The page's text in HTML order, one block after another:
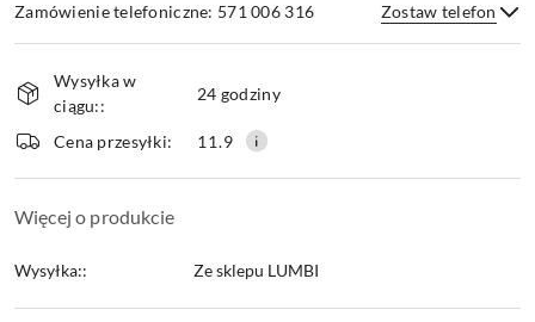
Zamówienie telefoniczne: 571 006 316 Zostaw telefon
i
dostawa
Wysyłka w
ciągu::
24 godziny
Cena przesyłki: 11.9
Więcej o produkcie
Wysyłka:: Ze sklepu LUMBI